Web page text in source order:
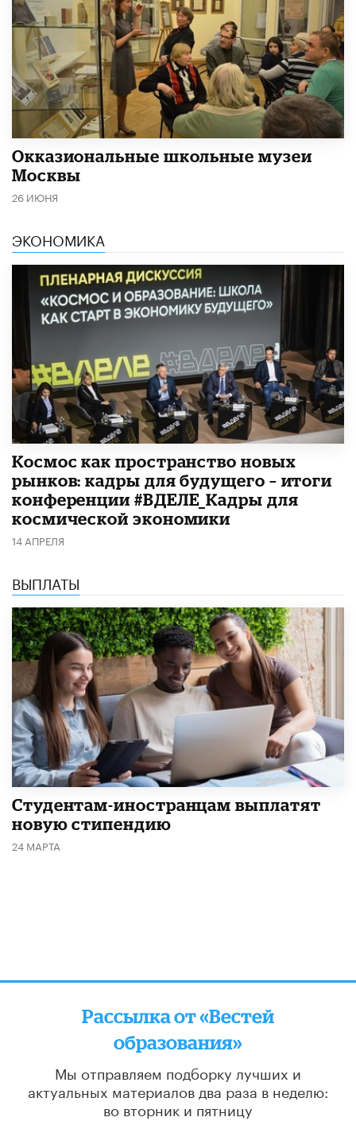
​Окказиональные школьные музеи
Москвы
26 ИЮНЯ
ЭКОНОМИКА
Космос как пространство новых
рынков: кадры для будущего – итоги
конференции #ВДЕЛЕ_Кадры для
космической экономики
14 АПРЕЛЯ
ВЫПЛАТЫ
Студентам-иностранцам выплатят
новую стипендию
24 МАРТА
Рассылка от «Вестей
образования»
Мы отправляем подборку лучших и
актуальных материалов два раза в неделю:
во вторник и пятницу